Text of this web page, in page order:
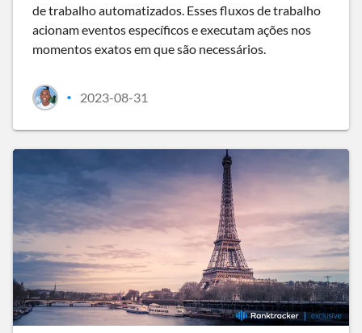
de trabalho automatizados. Esses fluxos de trabalho
acionam eventos específicos e executam ações nos
momentos exatos em que são necessários.
• 2023-08-31